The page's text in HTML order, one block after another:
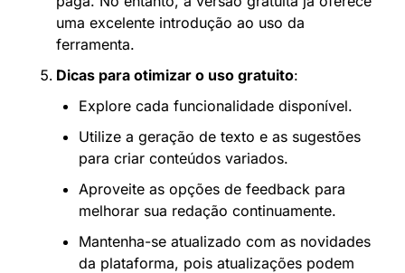
uma excelente introdução ao uso da
ferramenta.
Dicas para otimizar o uso gratuito:
Explore cada funcionalidade disponível.
Utilize a geração de texto e as sugestões
para criar conteúdos variados.
Aproveite as opções de feedback para
melhorar sua redação continuamente.
Mantenha-se atualizado com as novidades
da plataforma, pois atualizações podem